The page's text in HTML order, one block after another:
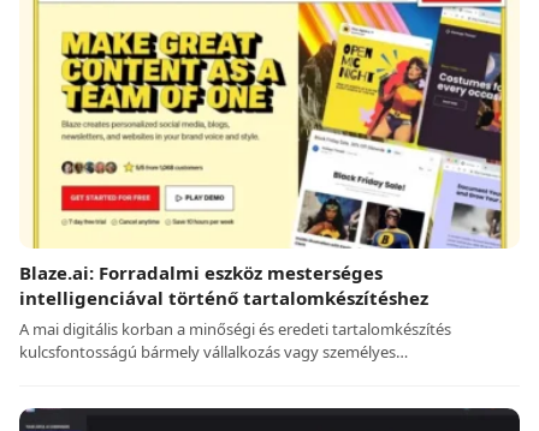
Blaze.ai: Forradalmi eszköz mesterséges
intelligenciával történő tartalomkészítéshez
A mai digitális korban a minőségi és eredeti tartalomkészítés
kulcsfontosságú bármely vállalkozás vagy személyes…